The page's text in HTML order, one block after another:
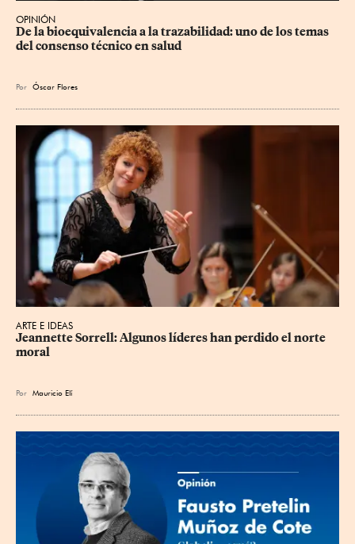
OPINIÓN
De la bioequivalencia a la trazabilidad: uno de los temas
del consenso técnico en salud
Por Óscar Flores
ARTE E IDEAS
Jeannette Sorrell: Algunos líderes han perdido el norte
moral
Por Mauricio Elí